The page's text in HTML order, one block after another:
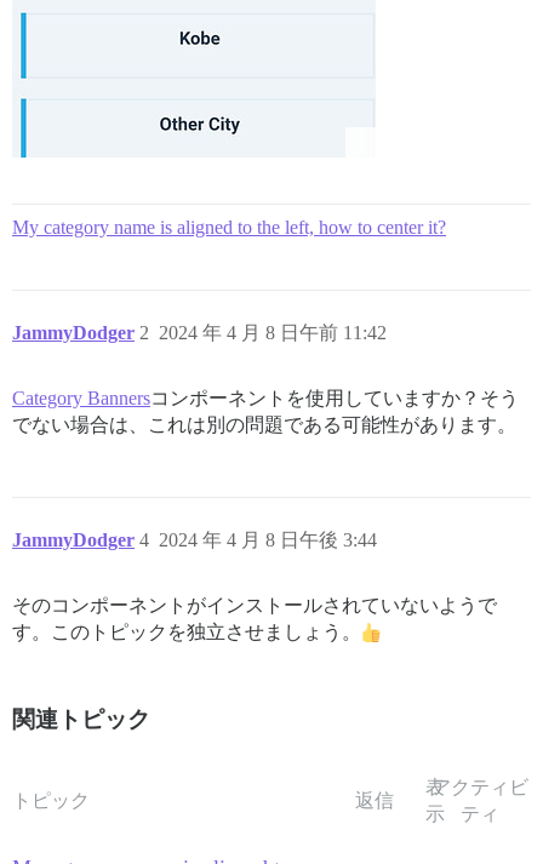
My category name is aligned to the left, how to center it?
JammyDodger 2024 年 4 月 8 日午前 11:42
2
Category Bannersコンポーネントを使用していますか？そう
でない場合は、これは別の問題である可能性があります。
JammyDodger 2024 年 4 月 8 日午後 3:44
4
そのコンポーネントがインストールされていないようで
す。このトピックを独立させましょう。
関連トピック
トピック 返信
表
示
アクティビ
ティ